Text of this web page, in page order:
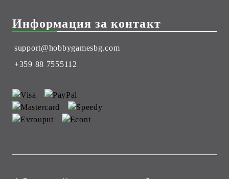
Информация за контакт
support@hobbygamesbg.com
+359 88 7555112